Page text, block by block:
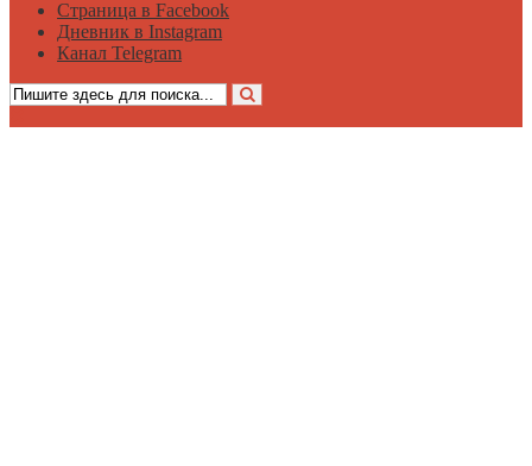
Страница в Facebook
Дневник в Instagram
Канал Telegram